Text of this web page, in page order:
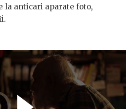
la anticari aparate foto,